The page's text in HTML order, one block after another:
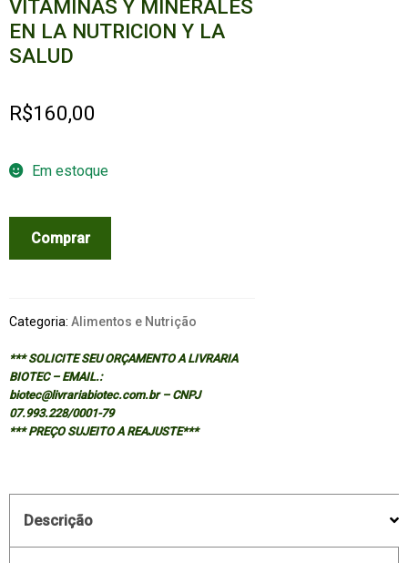
VITAMINAS Y MINERALES
EN LA NUTRICION Y LA
SALUD
R$160,00
Em estoque
VITAMINAS
LA
Y
LA
SALUD
quantidade
Comprar
Categoria: Alimentos e Nutrição
*** SOLICITE SEU ORÇAMENTO A LIVRARIA
BIOTEC – EMAIL.:
biotec@livrariabiotec.com.br – CNPJ
07.993.228/0001-79
*** PREÇO SUJEITO A REAJUSTE***
Descrição